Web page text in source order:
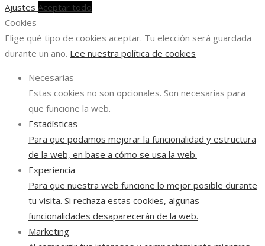
Ajustes Aceptar todo
Cookies
Elige qué tipo de cookies aceptar. Tu elección será guardada
durante un año. Lee nuestra política de cookies
Necesarias
Estas cookies no son opcionales. Son necesarias para
que funcione la web.
Estadísticas
Para que podamos mejorar la funcionalidad y estructura
de la web, en base a cómo se usa la web.
Experiencia
Para que nuestra web funcione lo mejor posible durante
tu visita. Si rechaza estas cookies, algunas
funcionalidades desaparecerán de la web.
Marketing